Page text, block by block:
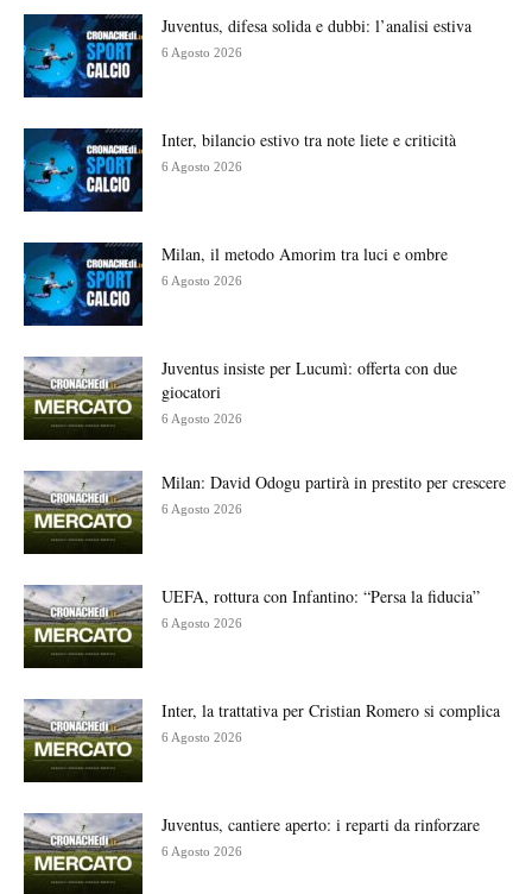
Juventus, difesa solida e dubbi: l’analisi estiva
6 Agosto 2026
Inter, bilancio estivo tra note liete e criticità
6 Agosto 2026
Milan, il metodo Amorim tra luci e ombre
6 Agosto 2026
Juventus insiste per Lucumì: offerta con due
giocatori
6 Agosto 2026
Milan: David Odogu partirà in prestito per crescere
6 Agosto 2026
UEFA, rottura con Infantino: “Persa la fiducia”
6 Agosto 2026
Inter, la trattativa per Cristian Romero si complica
6 Agosto 2026
Juventus, cantiere aperto: i reparti da rinforzare
6 Agosto 2026